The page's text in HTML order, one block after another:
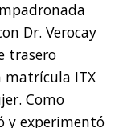
Dr. Verocay
trasero
matrícula ITX
Como
y experimentó